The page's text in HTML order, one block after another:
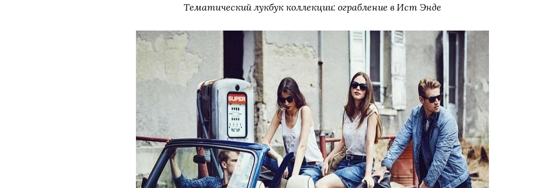
Тематический лукбук коллекции: ограбление в Ист Энде